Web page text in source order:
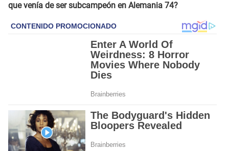
que venía de ser subcampeón en Alemania 74?